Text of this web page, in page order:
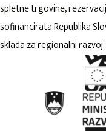
spletne trgovine,
sofinancirata Republika
sklada za regionalni razvoj.